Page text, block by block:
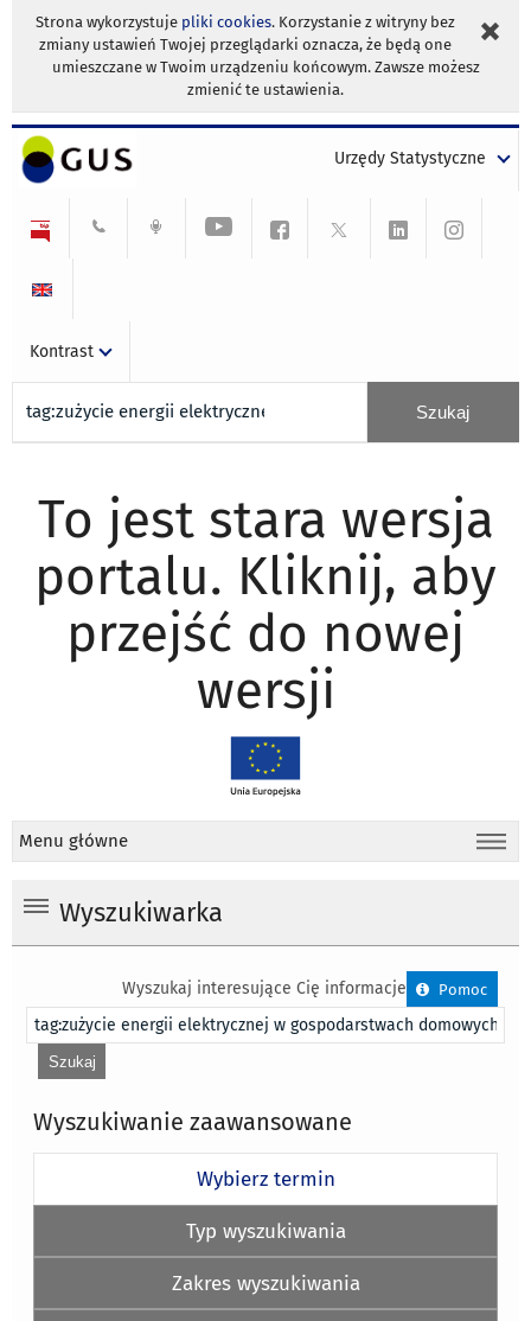
Strona wykorzystuje pliki cookies. Korzystanie z witryny bez
zmiany ustawień Twojej przeglądarki oznacza, że będą one
umieszczane w Twoim urządzeniu końcowym. Zawsze możesz
zmienić te ustawienia.
Urzędy Statystyczne
Kontrast
To jest stara wersja
portalu. Kliknij, aby
przejść do nowej
wersji
Menu główne
Wyszukiwarka
Pomoc
Wyszukaj interesujące Cię informacje
Wyszukiwanie zaawansowane
Wybierz termin
Typ wyszukiwania
Zakres wyszukiwania